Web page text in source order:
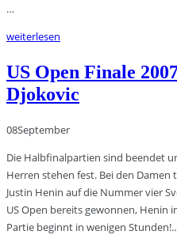
…
weiterlesen
US Open Finale
Djokovic
08September
Die Halbfinalpartien sind beendet
Herren stehen fest. Bei den
Justin Henin auf die Nummer vier
US Open bereits gewonnen, Henin
Partie beginnt in wenigen